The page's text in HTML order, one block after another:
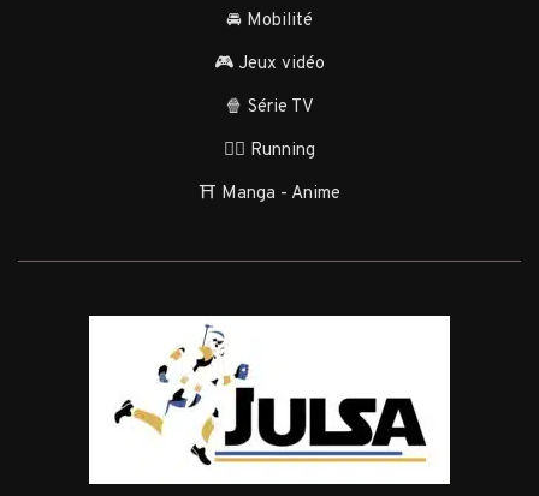
🚘 Mobilité
🎮 Jeux vidéo
🍿 Série TV
🏃‍♂️ Running
⛩️ Manga - Anime